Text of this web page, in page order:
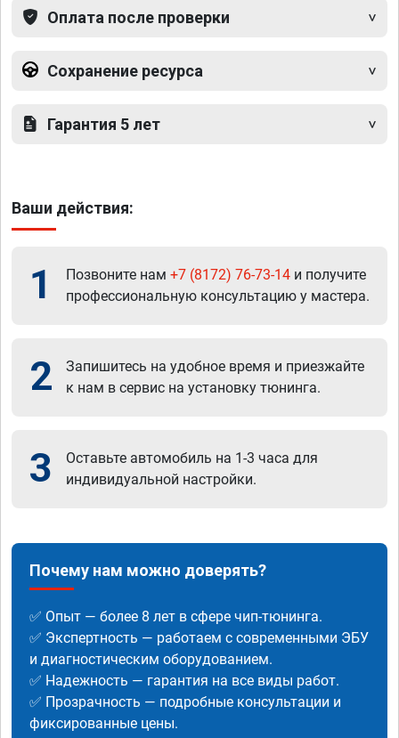
Оплата после проверки
Сохранение ресурса
Гарантия 5 лет
Ваши действия:
1 Позвоните нам +7 (8172) 76-73-14 и получите
профессиональную консультацию у мастера.
2
Запишитесь на удобное время и приезжайте
к нам в сервис на установку тюнинга.
3
Оставьте автомобиль на 1-3 часа для
индивидуальной настройки.
Почему нам можно доверять?
✅ Опыт — более 8 лет в сфере чип-тюнинга.
✅ Экспертность — работаем с современными ЭБУ
и диагностическим оборудованием.
✅ Надежность — гарантия на все виды работ.
✅ Прозрачность — подробные консультации и
фиксированные цены.